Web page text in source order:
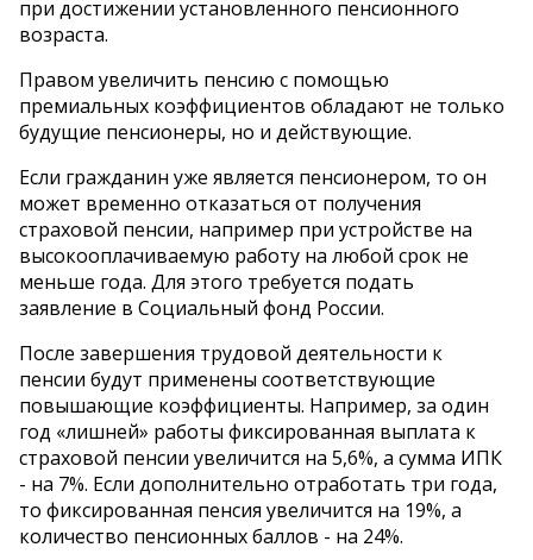
при достижении установленного пенсионного
возраста.
Правом увеличить пенсию с помощью
премиальных коэффициентов обладают не только
будущие пенсионеры, но и действующие.
Если гражданин уже является пенсионером, то он
может временно отказаться от получения
страховой пенсии, например при устройстве на
высокооплачиваемую работу на любой срок не
меньше года. Для этого требуется подать
заявление в Социальный фонд России.
После завершения трудовой деятельности к
пенсии будут применены соответствующие
повышающие коэффициенты. Например, за один
год «лишней» работы фиксированная выплата к
страховой пенсии увеличится на 5,6%, а сумма ИПК
- на 7%. Если дополнительно отработать три года,
то фиксированная пенсия увеличится на 19%, а
количество пенсионных баллов - на 24%.